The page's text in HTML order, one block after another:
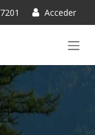
Acceder